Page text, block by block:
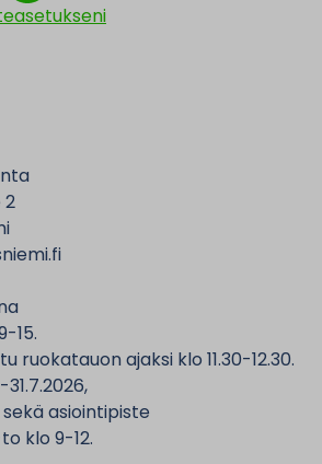
2
15.
ruokatauon ajaksi klo 11.30-12.30.
asiointipiste
klo 9-12.